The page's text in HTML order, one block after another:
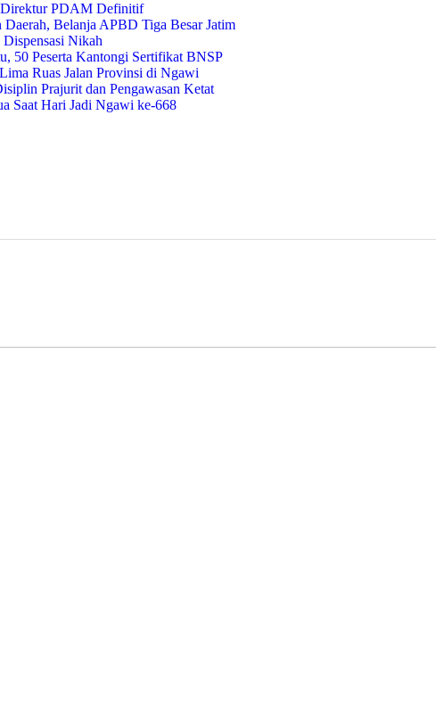
Direktur PDAM Definitif
Belanja APBD Tiga Besar Jatim
Nikah
50 Peserta Kantongi Sertifikat BNSP
Ruas Jalan Provinsi di Ngawi
Prajurit dan Pengawasan Ketat
Saat Hari Jadi Ngawi ke-668